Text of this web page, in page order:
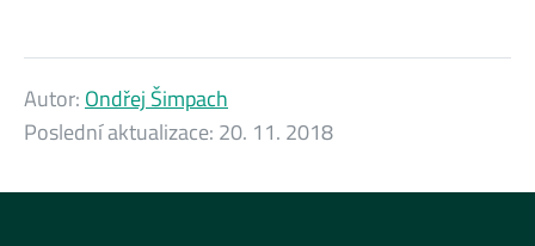
Autor: Ondřej Šimpach
Poslední aktualizace: 20. 11. 2018